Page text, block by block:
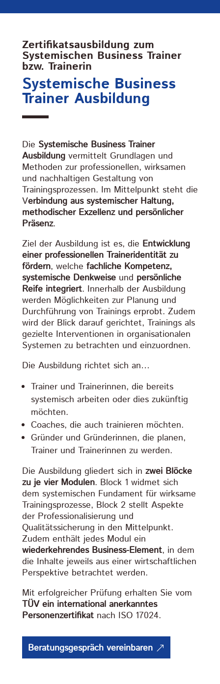
Zertifikatsausbildung zum
Systemischen Business Trainer
bzw. Trainerin
Systemische Business
Trainer Ausbildung
Die Systemische Business Trainer
Ausbildungvermittelt Grundlagen und
Methoden zur professionellen, wirksamen
und nachhaltigen Gestaltung von
Trainingsprozessen. Im Mittelpunkt steht die
Verbindung aus systemischer Haltung,
methodischer Exzellenz und persönlicher
Präsenz.
Ziel der Ausbildung ist es, die Entwicklung
einer professionellen Traineridentität zu
fördern, welche fachliche Kompetenz,
systemische Denkweiseund persönliche
Reife integriert. Innerhalb der Ausbildung
werden Möglichkeiten zur Planung und
Durchführung von Trainings erprobt. Zudem
wird der Blick darauf gerichtet, Trainings als
gezielte Interventionen in organisationalen
Systemen zu betrachten und einzuordnen.
Die Ausbildung richtet sich an…
Trainer und Trainerinnen, die bereits
systemisch arbeiten oder dies zukünftig
möchten.
Coaches, die auch trainieren möchten.
Gründer und Gründerinnen, die planen,
Trainer und Trainerinnen zu werden.
Die Ausbildung gliedert sich in zwei Blöcke
zu je vier Modulen. Block 1 widmet sich
dem systemischen Fundament für wirksame
Trainingsprozesse, Block 2 stellt Aspekte
der Professionalisierung und
Qualitätssicherung in den Mittelpunkt.
Zudem enthält jedes Modul ein
wiederkehrendes Business-Element, in dem
die Inhalte jeweils aus einer wirtschaftlichen
Perspektive betrachtet werden.
Mit erfolgreicher Prüfung erhalten Sie vom
TÜV ein international anerkanntes
Personenzertifikatnach ISO 17024.
Beratungsgespräch vereinbaren